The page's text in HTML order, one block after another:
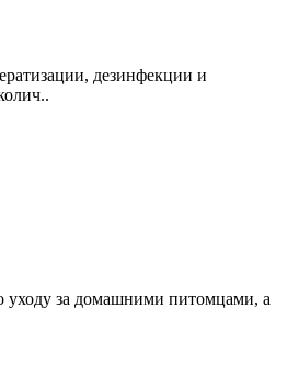
дезинфекции и
уходу за домашними питомцами, а